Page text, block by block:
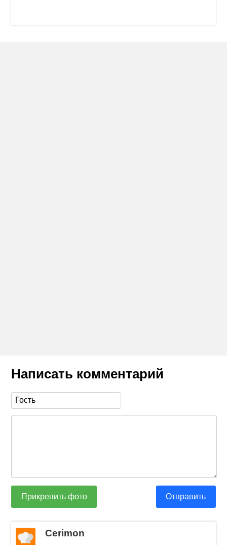
Написать комментарий
Прикрепить фото Отправить
Cerimon